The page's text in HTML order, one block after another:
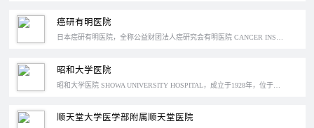
癌研有明医院
昭和大学医院
昭和大学医院 SHOWA UNIVERSITY HOSPITAL，成立于1928年，位于日本东京品川区。原本是昭和医学专科学校的附属医院，在昭和大学成立后改称为昭和大学医院。这是一家特定功能医院，擅长呼吸内科和心血管内科。
顺天堂大学医学部附属顺天堂医院